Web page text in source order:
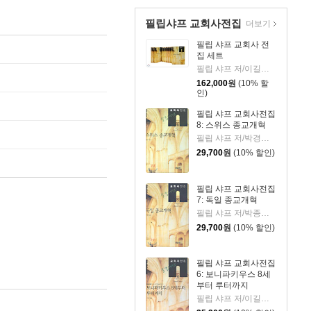
필립샤프 교회사전집
필립 샤프 교회사 전
집 세트
필립 샤프 저/이길상,박종숙,박경수 공역
162,000원 (10% 할
인)
필립 샤프 교회사전집
8: 스위스 종교개혁
필립 샤프 저/박경수 역
29,700원 (10% 할인)
필립 샤프 교회사전집
7: 독일 종교개혁
29,700원 (10% 할인)
필립 샤프 교회사전집
6: 보니파키우스 8세
부터 루터까지
필립 샤프 저/이길상 역
더보기